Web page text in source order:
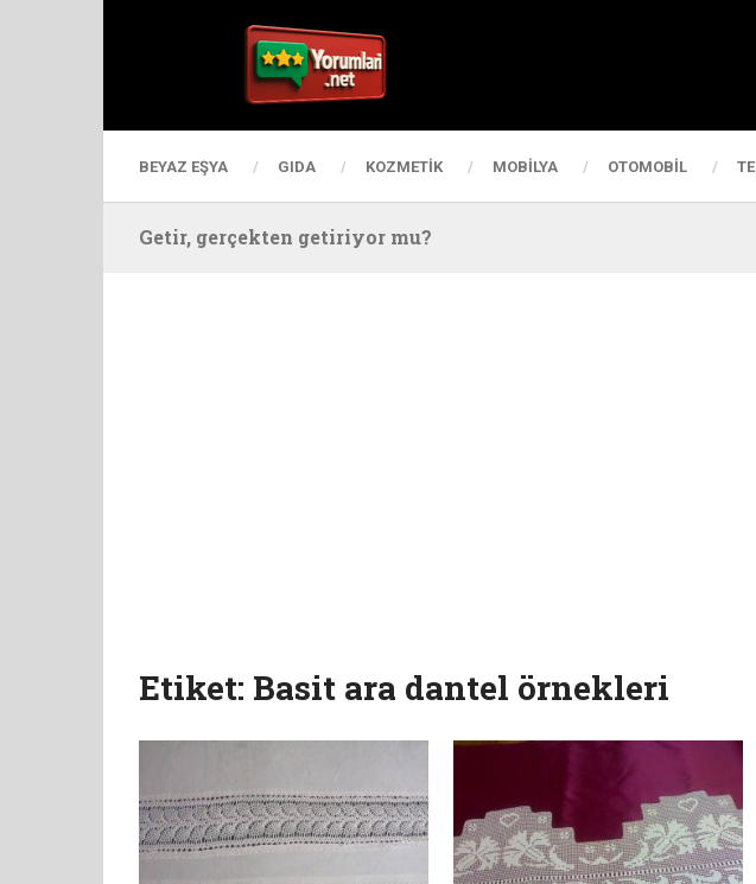
BEYAZ EŞYA GIDA KOZMETIK MOBILYA OTOMOBIL
Getir, gerçekten getiriyor mu?
Etiket: Basit ara dantel örnekleri